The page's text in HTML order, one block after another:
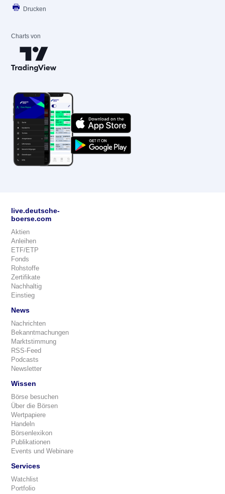
Drucken
Charts von
live.deutsche-
boerse.com
Aktien
Anleihen
ETF/ETP
Fonds
Rohstoffe
Zertifikate
Nachhaltig
Einstieg
News
Nachrichten
Bekanntmachungen
Marktstimmung
RSS-Feed
Podcasts
Newsletter
Wissen
Börse besuchen
Über die Börsen
Wertpapiere
Handeln
Börsenlexikon
Publikationen
Events und Webinare
Services
Watchlist
Portfolio